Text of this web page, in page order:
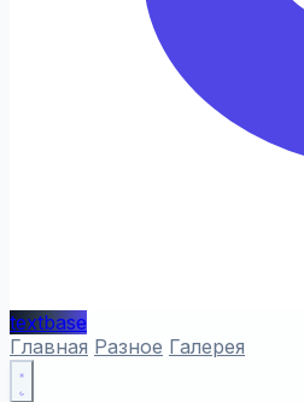
textbase
Главная Разное Галерея